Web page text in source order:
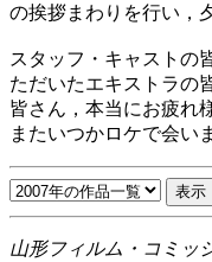
の挨拶まわりを行い，
スタッフ・キャストの
ただいたエキストラの
皆さん，本当にお疲れ
またいつかロケで会い
山形フィルム・コミッ